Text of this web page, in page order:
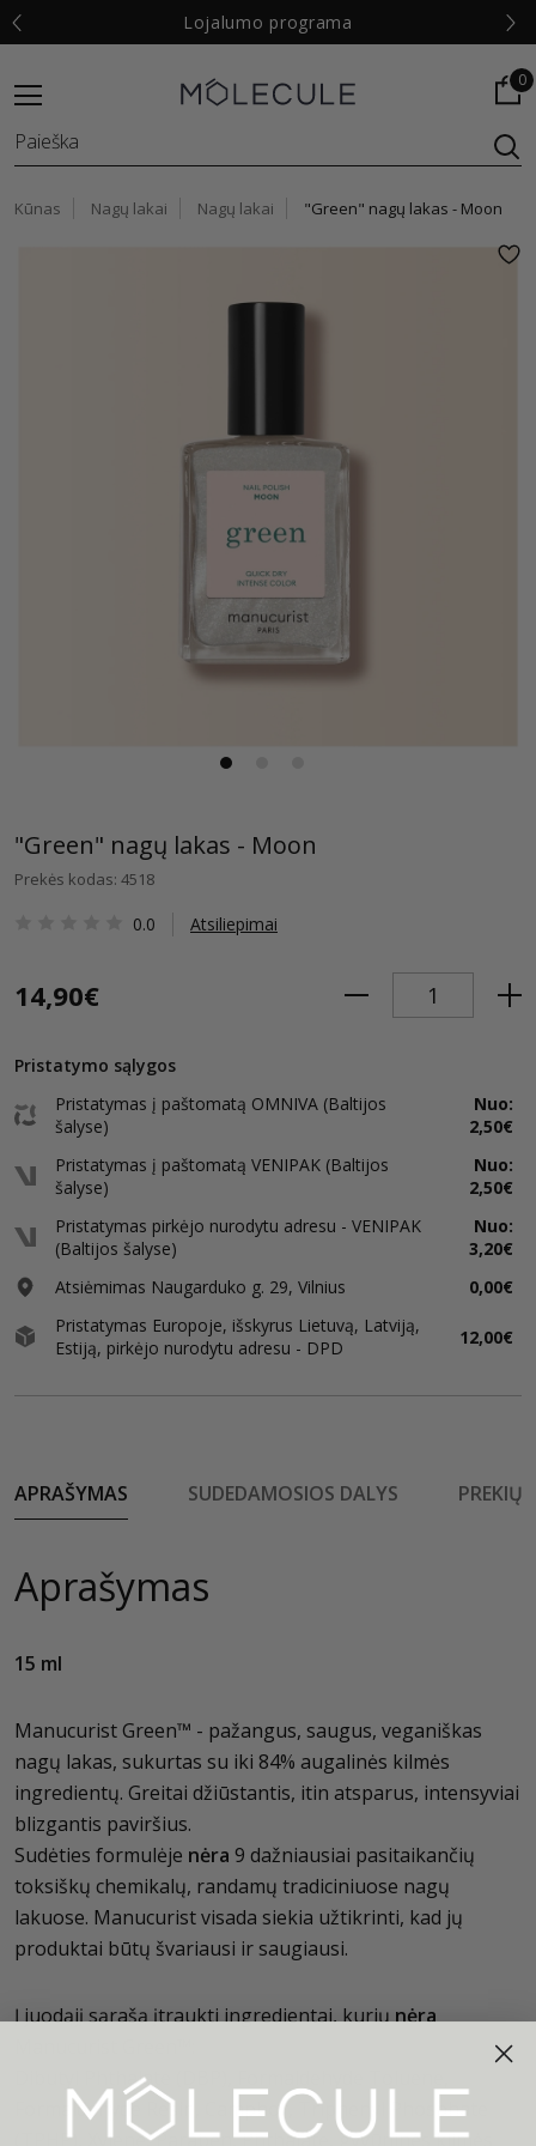
Lojalumo programa
0
Kūnas Nagų lakai Nagų lakai "Green" nagų lakas - Moon
"Green" nagų lakas - Moon
Prekės kodas: 4518
0.0 Atsiliepimai
14,90€
Pristatymo sąlygos
Pristatymas į paštomatą OMNIVA (Baltijos
šalyse)
Nuo:
2,50€
Pristatymas į paštomatą VENIPAK (Baltijos
šalyse)
Nuo:
2,50€
Pristatymas pirkėjo nurodytu adresu - VENIPAK
(Baltijos šalyse)
Nuo:
3,20€
Atsiėmimas Naugarduko g. 29, Vilnius
0,00€
Pristatymas Europoje, išskyrus Lietuvą, Latviją,
Estiją, pirkėjo nurodytu adresu - DPD
12,00€
APRAŠYMAS SUDEDAMOSIOS DALYS PREKIŲ
Aprašymas
15 ml
Manucurist Green™ - pažangus, saugus, veganiškas
nagų lakas, sukurtas su iki 84% augalinės kilmės
ingredientų. Greitai džiūstantis, itin atsparus, intensyviai
blizgantis paviršius.
Sudėties formulėje nėra 9 dažniausiai pasitaikančių
toksiškų chemikalų, randamų tradiciniuose nagų
lakuose. Manucurist visada siekia užtikrinti, kad jų
produktai būtų švariausi ir saugiausi.
Į juodąjį sąrašą įtraukti ingredientai, kuriųnėra
Dibutyl Phthalate (DBP), Formaldehyde Toluene,
Formaldehyde Resin, Camphor, Triphenyl Phosphate
(TPHP), Xylene, Paraben, Phthalate, gyvūninės kilmės